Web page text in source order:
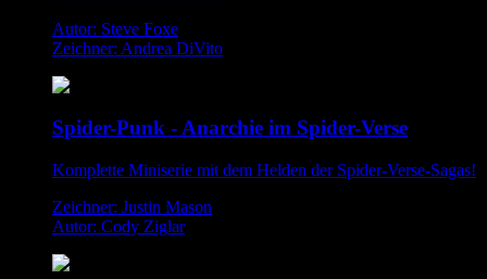
Autor: Steve Foxe
Zeichner: Andrea DiVito
Spider-Punk - Anarchie im Spider-Verse
Komplette Miniserie mit dem Helden der Spider-Verse-Sagas!
Zeichner: Justin Mason
Autor: Cody Ziglar